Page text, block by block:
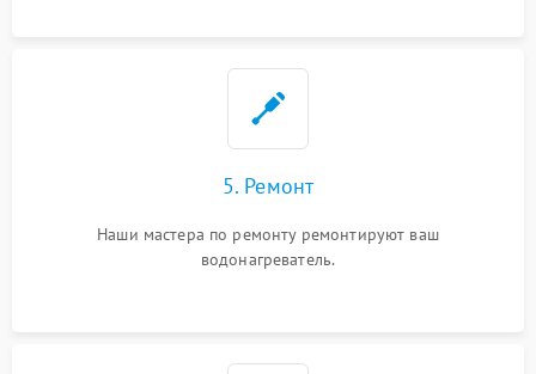
5. Ремонт
Наши мастера по ремонту ремонтируют ваш
водонагреватель.